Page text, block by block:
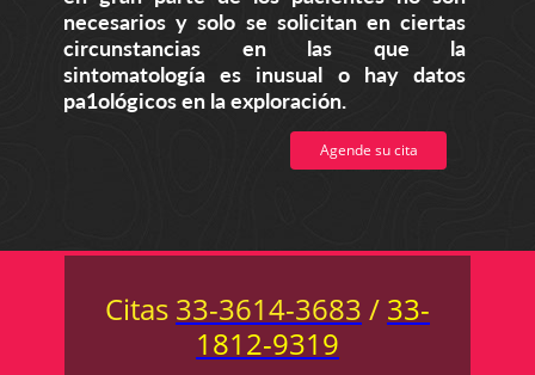
Citas 33-3614-3683 / 33-
1812-9319
necesarios y solo se solicitan en ciertas
circunstancias en las que la
sintomatología es inusual o hay datos
pa1ológicos en la exploración.
Agende su cita